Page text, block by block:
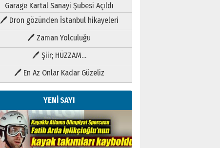
Garage Kartal Sanayi Şubesi Açıldı
🖊 Dron gözünden İstanbul hikayeleri
🖊 Zaman Yolculuğu
🖊 Şiir; HÜZZAM…
🖊 En Az Onlar Kadar Güzeliz
YENİ SAYI